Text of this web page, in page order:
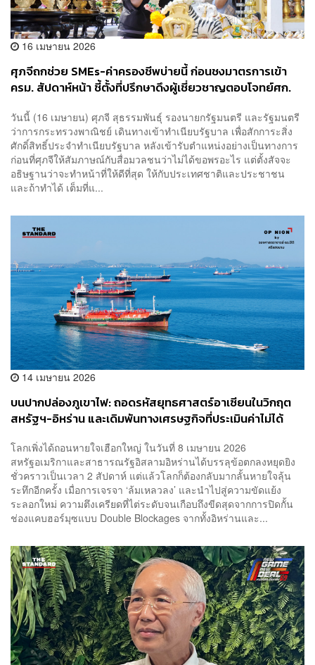
16 เมษายน 2026
​ศุภจีถกช่วย SMEs-ค่าครองชีพบ่ายนี้ ก่อนชงมาตรการเข้า
ครม. สัปดาห์หน้า ชี้ตั้งที่ปรึกษาดึงผู้เชี่ยวชาญตอบโจทย์ศก.
วันนี้ (16 เมษายน) ศุภจี สุธรรมพันธุ์ รองนายกรัฐมนตรี และรัฐมนตรี
ว่าการกระทรวงพาณิชย์ เดินทางเข้าทำเนียบรัฐบาล เพื่อสักการะสิ่ง
ศักดิ์สิทธิ์ประจำทำเนียบรัฐบาล หลังเข้ารับตำแหน่งอย่างเป็นทางการ
ก่อนที่ศุภจีให้สัมภาษณ์กับสื่อมวลชนว่าไม่ได้ขอพรอะไร แต่ตั้งสัจจะ
อธิษฐานว่าจะทำหน้าที่ให้ดีที่สุด ให้กับประเทศชาติและประชาชน
และถ้าทำได้ เต็มที่แ...
14 เมษายน 2026
บนปากปล่องภูเขาไฟ: ถอดรหัสยุทธศาสตร์อาเซียนในวิกฤต
สหรัฐฯ-อิหร่าน และเดิมพันทางเศรษฐกิจที่ประเมินค่าไม่ได้
โลกเพิ่งได้ถอนหายใจเฮือกใหญ่ ในวันที่ 8 เมษายน 2026
สหรัฐอเมริกาและสาธารณรัฐอิสลามอิหร่านได้บรรลุข้อตกลงหยุดยิง
ชั่วคราวเป็นเวลา 2 สัปดาห์ แต่แล้วโลกก็ต้องกลับมากลั้นหายใจลุ้น
ระทึกอีกครั้ง เมื่อการเจรจา ‘ล้มเหลวลง’ และนำไปสู่ความขัดแย้ง
ระลอกใหม่ ความตึงเครียดที่ไต่ระดับจนเกือบถึงขีดสุดจากการปิดกั้น
ช่องแคบฮอร์มุซแบบ Double Blockages จากทั้งอิหร่านและ...